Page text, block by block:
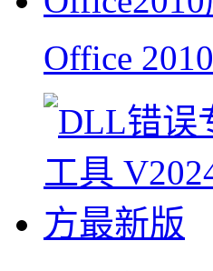
Office 2010